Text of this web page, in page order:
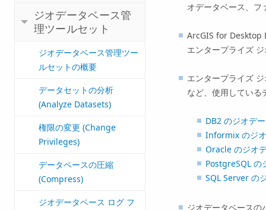
ジオデータベース管
理ツールセット
ジオデータベース管理ツー
ルセットの概要
データセットの分析
(Analyze Datasets)
権限の変更 (Change
Privileges)
データベースの圧縮
(Compress)
ジオデータベース ログ フ
オデータベース、
ArcGIS for Desktop
エンタープライズ
エンタープライズ
など、使用している
DB2 のジオデ
Informix のジ
Oracle のジオ
PostgreSQL の
SQL Server の
ジオデータベース